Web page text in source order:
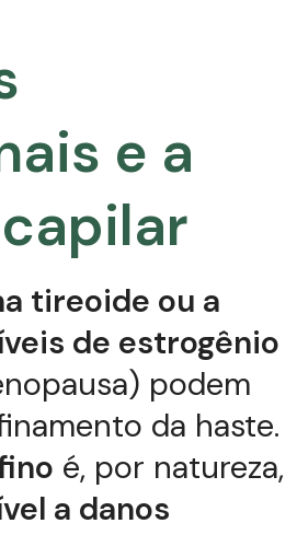
e a
tireoide ou a
de estrogênio
podem
da haste.
é, por natureza,
a danos